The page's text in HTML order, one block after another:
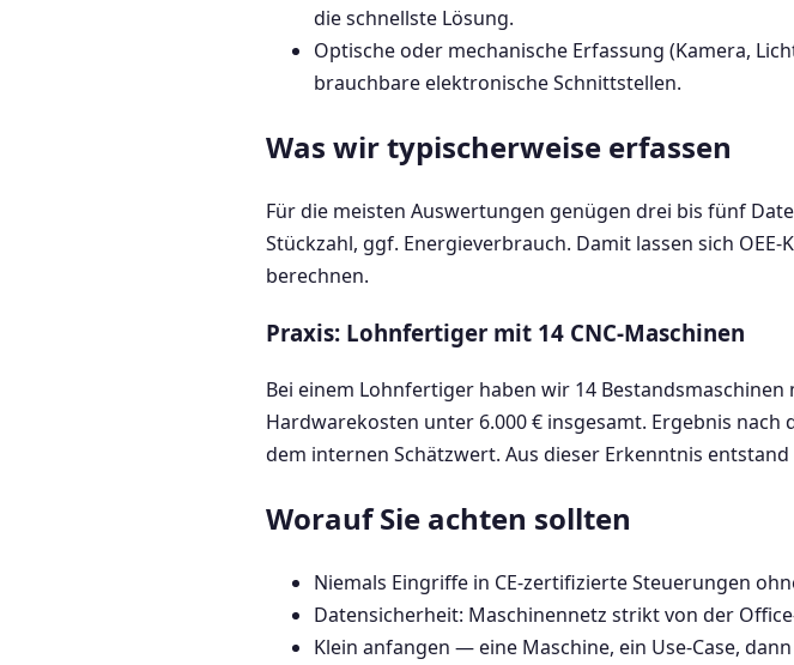
die schnellste Lösung.
Optische oder mechanische Erfassung (Kamera,
brauchbare elektronische Schnittstellen.
Was wir typischerweise erfassen
Für die meisten Auswertungen genügen drei bis fünf
Stückzahl, ggf. Energieverbrauch. Damit lassen sich
berechnen.
Praxis: Lohnfertiger mit 14 CNC-Maschinen
Bei einem Lohnfertiger haben wir 14
Hardwarekosten unter 6.000 € insgesamt. Ergebnis
dem internen Schätzwert. Aus dieser Erkenntnis
Worauf Sie achten sollten
Niemals Eingriffe in CE-zertifizierte Steuerungen
Datensicherheit: Maschinennetz strikt von der
Klein anfangen — eine Maschine, ein Use-Case,